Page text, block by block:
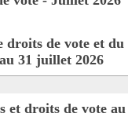
de vote et du
31 juillet 2026
et droits de vote au